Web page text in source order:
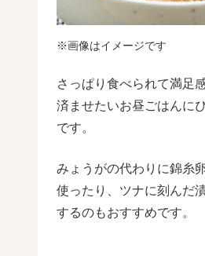
※画像はイメージです
さっぱり食べられて満足
済ませたいお昼ごはんに
です。
みょうがの代わりに錦糸
使ったり、ツナに刻んだ
するのもおすすめです。